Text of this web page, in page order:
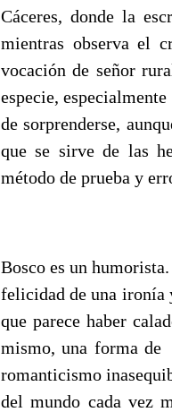
Cáceres, donde la
mientras observa el
vocación de señor
especie,
de sorprenderse,
que se sirve de las
método de prueba y
Bosco es un
felicidad de una ironía
que parece haber
mismo, una forma de
romanticismo
del mundo cada vez